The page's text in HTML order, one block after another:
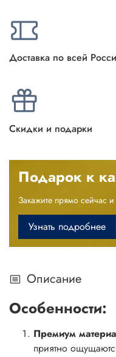
Доставка по всей
Скидки и подарки
Подарок к
Закажите прямо сейчас и
Узнать подробнее
Описание
Особенности:
Премиум
приятно